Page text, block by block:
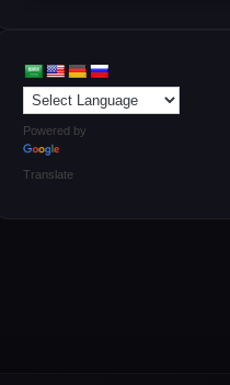
Powered by
Translate